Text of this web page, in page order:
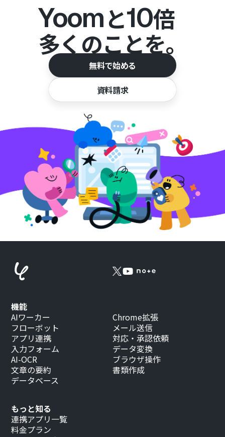
Yoomと10倍
多くのことを。
無料で始める
資料請求
もっと知る
連携アプリ一覧
料金プラン
機能
AIワーカー
フローボット
アプリ連携
入力フォーム
AI-OCR
文章の要約
データベース
Chrome拡張
メール送信
対応・承認依頼
データ変換
ブラウザ操作
書類作成